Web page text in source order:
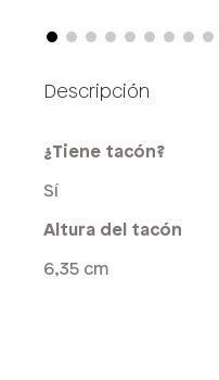
¿Tiene tacón?
Sí
Altura del tacón
6,35 cm